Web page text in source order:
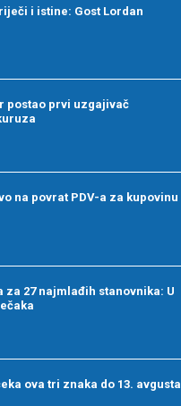
i istine: Gost Lordan
postao prvi uzgajivač
na povrat PDV-a za kupovinu
za 27 najmlađih stanovnika: U
ova tri znaka do 13. avgusta